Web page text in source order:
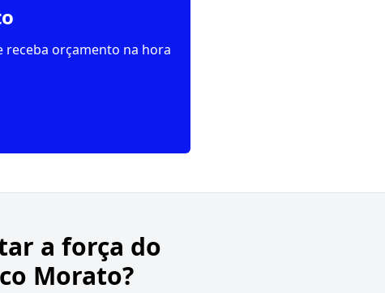
receba orçamento na hora
a força do
Morato?